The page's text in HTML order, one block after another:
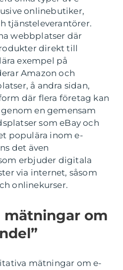
onlinebutiker,
tjänsteleverantörer.
webbplatser där
direkt till
exempel på
Amazon och
å andra sidan,
där flera företag kan
en gemensam
som eBay och
populära inom e-
det även
erbjuder digitala
via internet, såsom
onlinekurser.
mätningar om
mätningar om e-